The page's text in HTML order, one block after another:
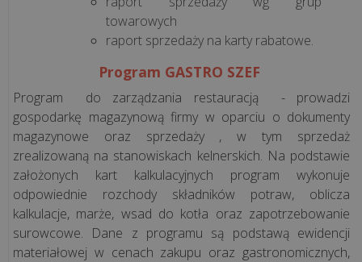
towarowych
raport sprzedaży na karty rabatowe.
Program GASTRO SZEF
Program do zarządzania restauracją - prowadzi
gospodarkę magazynową firmy w oparciu o dokumenty
magazynowe oraz sprzedaży , w tym sprzedaż
zrealizowaną na stanowiskach kelnerskich. Na podstawie
założonych kart kalkulacyjnych program wykonuje
odpowiednie rozchody składników potraw, oblicza
kalkulacje, marże, wsad do kotła oraz zapotrzebowanie
surowcowe. Dane z programu są podstawą ewidencji
materiałowej w cenach zakupu oraz gastronomicznych,